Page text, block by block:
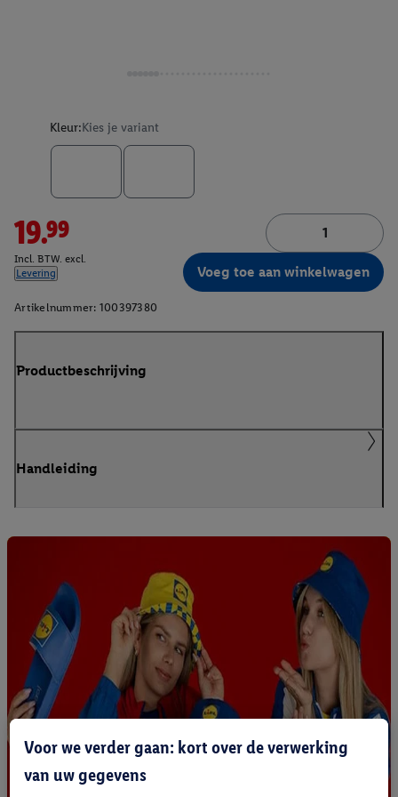
Kleur:Kies je variant
19.99
Incl. BTW. excl.
Levering
Voeg toe aan winkelwagen
Artikelnummer: 100397380
Productbeschrijving
Handleiding
Voor we verder gaan: kort over de verwerking
van uw gegevens